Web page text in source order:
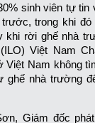
sinh viên tự tin
trong khi
khi rời ghế nhà
Việt Nam
Việt Nam không
ghế nhà trường
Giám đốc